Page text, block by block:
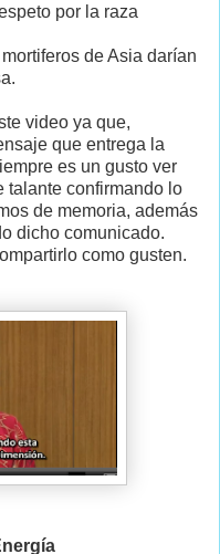
por la raza
de Asia darían
video ya que,
que entrega la
es un gusto ver
talante confirmando lo
de memoria, además
dicho comunicado.
como gusten.